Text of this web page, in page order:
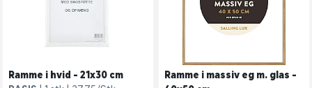
Ramme i hvid - 21x30 cm
Ramme i massiv eg m. glas -